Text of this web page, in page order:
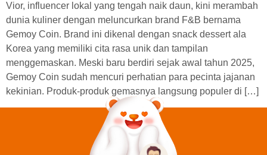
Vior, influencer lokal yang tengah naik daun, kini merambah
dunia kuliner dengan meluncurkan brand F&B bernama
Gemoy Coin. Brand ini dikenal dengan snack dessert ala
Korea yang memiliki cita rasa unik dan tampilan
menggemaskan. Meski baru berdiri sejak awal tahun 2025,
Gemoy Coin sudah mencuri perhatian para pecinta jajanan
kekinian. Produk-produk gemasnya langsung populer di […]